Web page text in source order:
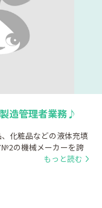
造管理者業務♪
化粧品などの液体充填
№2の機械メーカーを誇
もっと読む